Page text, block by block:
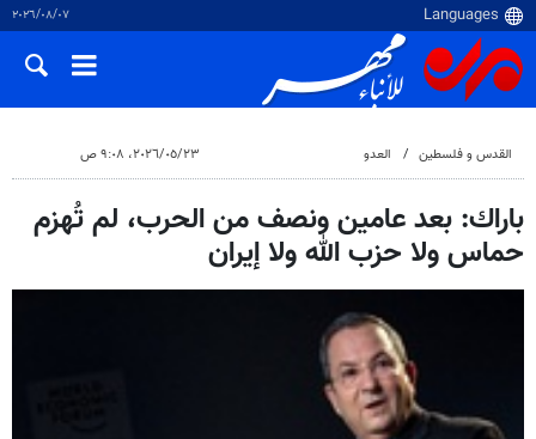
٠٧‏/٠٨‏/٢٠٢٦
القدس و فلسطین العدو ٢٣‏/٠٥‏/٢٠٢٦، ٩:٠٨ ص
باراك: بعد عامين ونصف من الحرب، لم تُهزم
حماس ولا حزب الله ولا إيران